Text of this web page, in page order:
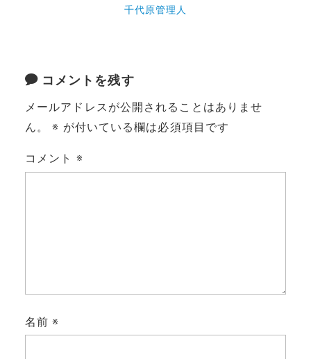
千代原管理人
コメントを残す
メールアドレスが公開されることはありませ
ん。
※ が付いている欄は必須項目です
コメント ※
名前※